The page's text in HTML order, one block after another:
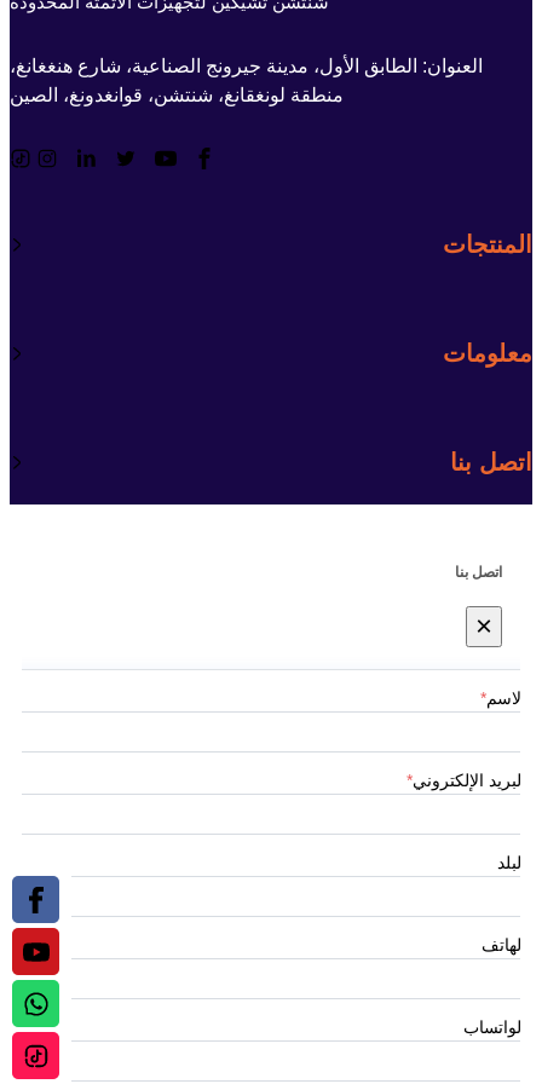
العنوان: الطابق الأول، مدينة جيرونج الصناعية، شارع هنغغانغ،
منطقة لونغقانغ، شنتشن، قوانغدونغ، الصين
المنتجات
معلومات
اتصل بنا
اتصل بنا
×
الاسم*
البريد الإلكتروني*
البلد
الهاتف
الواتساب